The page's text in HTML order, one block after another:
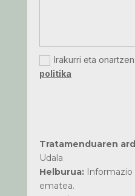
Irakurri eta
politika
Tratamenduaren
Udala
Helburua:Informazio
ematea.